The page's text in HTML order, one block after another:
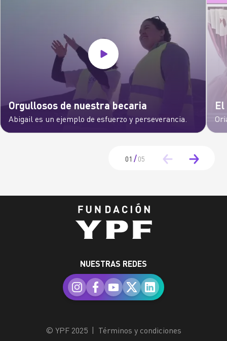
Orgullosos de nuestra becaria
Abigail es un ejemplo de esfuerzo y perseverancia.
01 / 05
NUESTRAS REDES
© YPF 2025| Términos y condiciones